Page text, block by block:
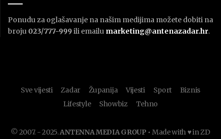
Ponudu za oglašavanje na našim medijima možete dobiti na
broju 023/777-999 ili emailu marketing@antenazadar.hr.
Sve vijesti Zadar Županija Vijesti Sport
Biznis
Lifestyle
Showbiz Tehno
© 2007. - 2025.ANTENNA MEDIA GROUP • Made with ♥ in ZD